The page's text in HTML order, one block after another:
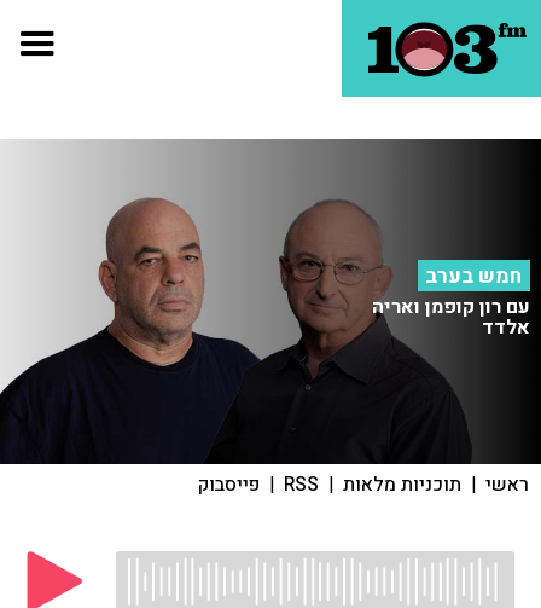
חמש בערב
עם רון קופמן ואריה
אלדד
ראשי | תוכניות מלאות |
RSS
| פייסבוק